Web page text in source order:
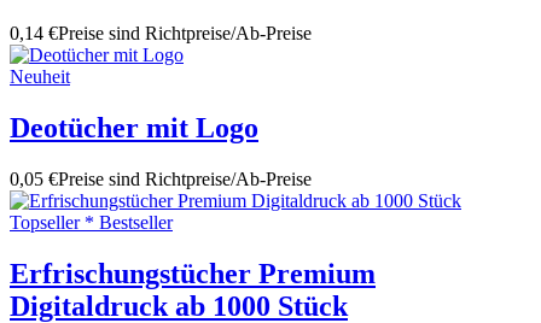
0,14 €Preise sind Richtpreise/Ab-Preise
Neuheit
Deotücher mit Logo
0,05 €Preise sind Richtpreise/Ab-Preise
Topseller * Bestseller
Erfrischungstücher Premium
Digitaldruck ab 1000 Stück